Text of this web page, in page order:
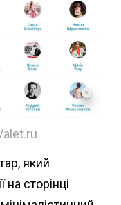
який
на сторінці